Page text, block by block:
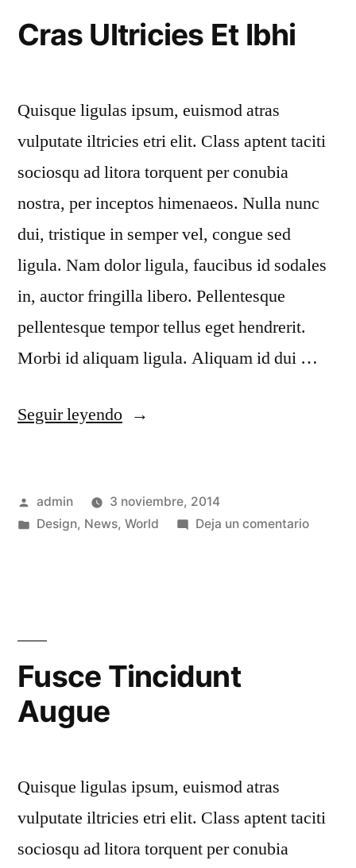
Cras Ultricies Et Ibhi
Quisque ligulas ipsum, euismod atras
vulputate iltricies etri elit. Class aptent taciti
sociosqu ad litora torquent per conubia
nostra, per inceptos himenaeos. Nulla nunc
dui, tristique in semper vel, congue sed
ligula. Nam dolor ligula, faucibus id sodales
in, auctor fringilla libero. Pellentesque
pellentesque tempor tellus eget hendrerit.
Morbi id aliquam ligula. Aliquam id dui …
Seguir leyendo
admin
3 noviembre, 2014
Design, News, World Deja un comentario
Fusce Tincidunt
Augue
Quisque ligulas ipsum, euismod atras
vulputate iltricies etri elit. Class aptent taciti
sociosqu ad litora torquent per conubia